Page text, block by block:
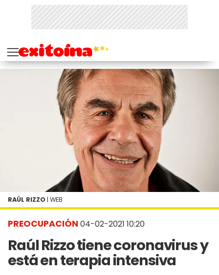
PREOCUPACIÓN 04-02-2021 10:20
Raúl Rizzo tiene coronavirus y
está en terapia intensiva
RAÚL RIZZO | WEB